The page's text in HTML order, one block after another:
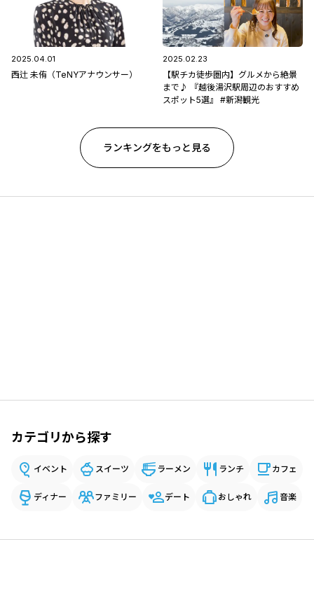
2025.04.01
西辻 未侑（TeNYアナウンサー）
2025.02.23
【駅チカ徒歩圏内】グルメから絶景
まで♪ 『越後湯沢駅周辺のおすすめ
スポット5選』 #新潟観光
ランキングをもっと見る
カテゴリから探す
イベント スイーツ ラーメン ランチ カフェ
ディナー ファミリー デート おしゃれ 音楽